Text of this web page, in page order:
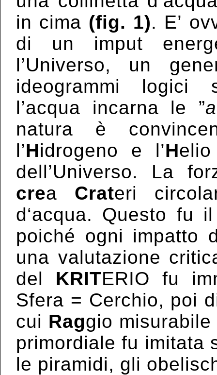
in cima (fig. 1). E’
di un imput
l’Universo, un
ideogrammi logici
l’acqua incarna le ”
natura è
l’Hidrogeno e l’H
dell’Universo. La
crea Crateri
d‘acqua. Questo fu
poiché ogni impatto
una valutazione
del KRITERIO fu
Sfera = Cerchio, poi
cui Raggio
primordiale fu imitata
le piramidi, gli